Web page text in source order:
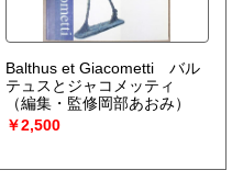
Balthus et Giacometti バル
テュスとジャコメッティ
（編集・監修岡部あおみ）
￥2,500